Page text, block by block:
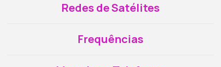
Redes de Satélites
Frequências